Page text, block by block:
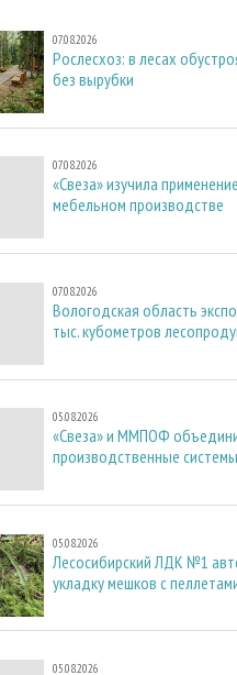
07.08.2026
Рослесхоз: в лесах
без вырубки
07.08.2026
«Свеза» изучила
мебельном производстве
07.08.2026
Вологодская область
тыс. кубометров
05.08.2026
«Свеза» и ММПОФ
производственные системы
05.08.2026
Лесосибирский ЛДК №1
укладку мешков с
05.08.2026